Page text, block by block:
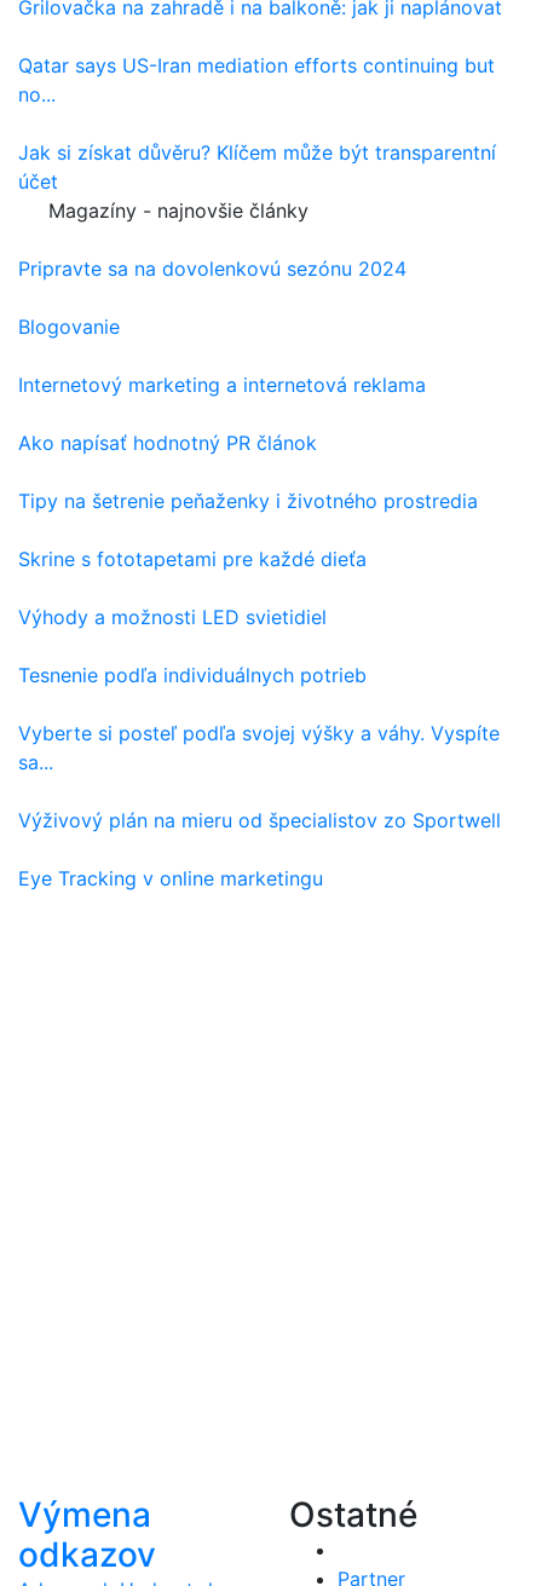
Grilovačka na zahradě i na balkoně: jak ji naplánovat
Qatar says US-Iran mediation efforts continuing but
no...
Jak si získat důvěru? Klíčem může být transparentní
účet
Magazíny - najnovšie články
Pripravte sa na dovolenkovú sezónu 2024
Blogovanie
Internetový marketing a internetová reklama
Ako napísať hodnotný PR článok
Tipy na šetrenie peňaženky i životného prostredia
Skrine s fototapetami pre každé dieťa
Výhody a možnosti LED svietidiel
Tesnenie podľa individuálnych potrieb
Vyberte si posteľ podľa svojej výšky a váhy. Vyspíte
sa...
Výživový plán na mieru od špecialistov zo Sportwell
Eye Tracking v online marketingu
Výmena
odkazov
Ostatné
Partner